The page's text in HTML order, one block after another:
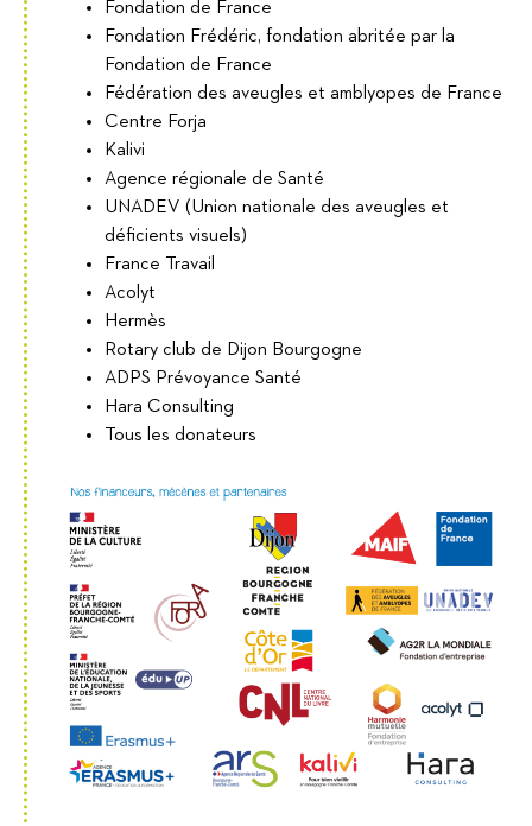
Fondation de France
Fondation Frédéric, fondation abritée par la
Fondation de France
Fédération des aveugles et amblyopes de France
Centre Forja
Kalivi
Agence régionale de Santé
UNADEV (Union nationale des aveugles et
déficients visuels)
France Travail
Acolyt
Hermès
Rotary club de Dijon Bourgogne
ADPS Prévoyance Santé
Hara Consulting
Tous les donateurs